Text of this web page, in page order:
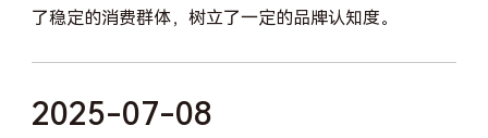
了稳定的消费群体，树立了一定的品牌认知度。
2025-07-08